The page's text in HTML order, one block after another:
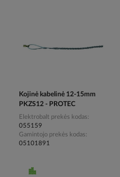
Kojinė kabelinė 12-15mm
PKZS12 - PROTEC
Elektrobalt prekės kodas
055159
Gamintojo prekės kodas
05101891